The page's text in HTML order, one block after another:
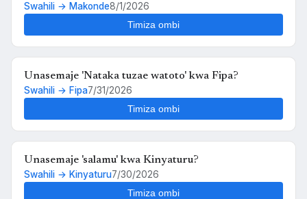
Swahili → Makonde8/1/2026
Timiza ombi
Unasemaje 'Nataka tuzae watoto' kwa Fipa?
Swahili → Fipa7/31/2026
Timiza ombi
Unasemaje 'salamu' kwa Kinyaturu?
Swahili → Kinyaturu7/30/2026
Timiza ombi